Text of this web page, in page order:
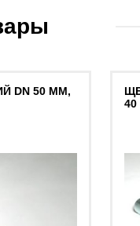
DN 50 ММ,
40